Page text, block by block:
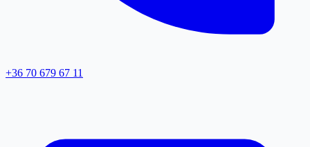
+36 70 679 67 11